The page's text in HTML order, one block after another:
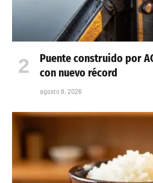
Puente construido por
con nuevo récord
agosto 8, 2026